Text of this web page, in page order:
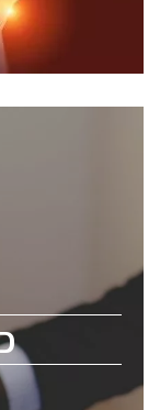
לכל
2026. The
in the